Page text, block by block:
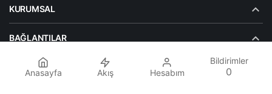
KURUMSAL
BAĞLANTILAR
POPÜLER SAYFALAR
Anasayfa Akış Hesabım
Bildirimler
0